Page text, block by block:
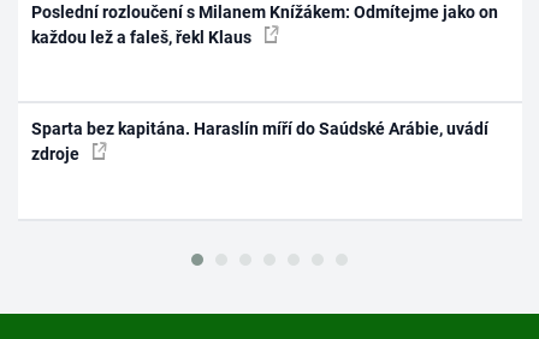
Poslední rozloučení s Milanem Knížákem: Odmítejme jako on
každou lež a faleš, řekl Klaus
Sparta bez kapitána. Haraslín míří do Saúdské Arábie, uvádí
zdroje